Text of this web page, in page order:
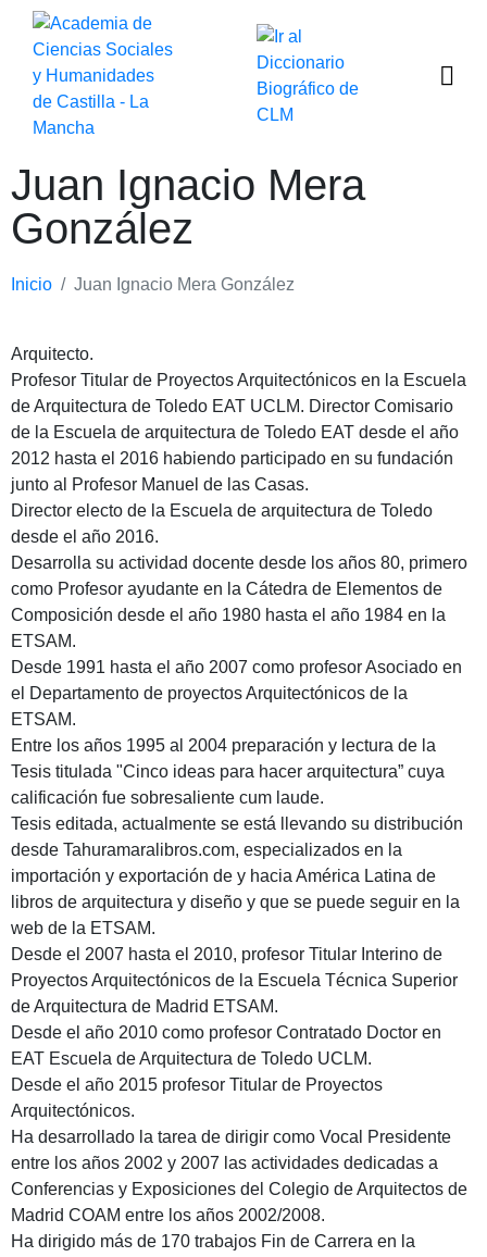
Juan Ignacio Mera
González
Inicio Juan Ignacio Mera González
Arquitecto.
Profesor Titular de Proyectos Arquitectónicos en la Escuela
de Arquitectura de Toledo EAT UCLM. Director Comisario
de la Escuela de arquitectura de Toledo EAT desde el año
2012 hasta el 2016 habiendo participado en su fundación
junto al Profesor Manuel de las Casas.
Director electo de la Escuela de arquitectura de Toledo
desde el año 2016.
Desarrolla su actividad docente desde los años 80, primero
como Profesor ayudante en la Cátedra de Elementos de
Composición desde el año 1980 hasta el año 1984 en la
ETSAM.
Desde 1991 hasta el año 2007 como profesor Asociado en
el Departamento de proyectos Arquitectónicos de la
ETSAM.
Entre los años 1995 al 2004 preparación y lectura de la
Tesis titulada "Cinco ideas para hacer arquitectura” cuya
calificación fue sobresaliente cum laude.
Tesis editada, actualmente se está llevando su distribución
desde Tahuramaralibros.com, especializados en la
importación y exportación de y hacia América Latina de
libros de arquitectura y diseño y que se puede seguir en la
web de la ETSAM.
Desde el 2007 hasta el 2010, profesor Titular Interino de
Proyectos Arquitectónicos de la Escuela Técnica Superior
de Arquitectura de Madrid ETSAM.
Desde el año 2010 como profesor Contratado Doctor en
EAT Escuela de Arquitectura de Toledo UCLM.
Desde el año 2015 profesor Titular de Proyectos
Arquitectónicos.
Ha desarrollado la tarea de dirigir como Vocal Presidente
entre los años 2002 y 2007 las actividades dedicadas a
Conferencias y Exposiciones del Colegio de Arquitectos de
Madrid COAM entre los años 2002/2008.
Ha dirigido más de 170 trabajos Fin de Carrera en la